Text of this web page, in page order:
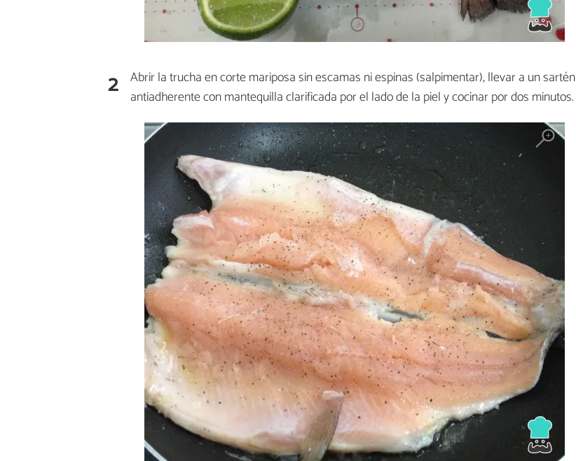
2 Abrir la trucha en corte mariposa sin escamas ni espinas (salpimentar), llevar a un sartén
antiadherente con mantequilla clarificada por el lado de la piel y cocinar por dos minutos.